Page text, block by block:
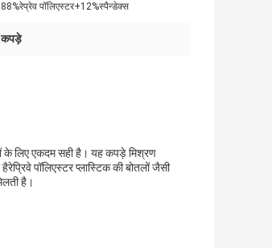
88%रेप्रेव पॉलिएस्टर+12%स्पैन्डेक्स
कपड़े
के लिए एकदम सही है। यह कपड़े मिश्रण
पॉलिएस्टर प्लास्टिक की बोतलों जैसी
है।